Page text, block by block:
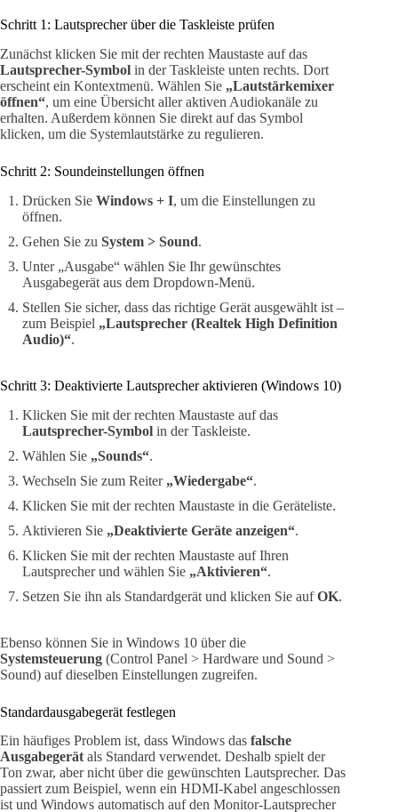
Schritt 1: Lautsprecher über die Taskleiste prüfen
Zunächst klicken Sie mit der rechten Maustaste auf das
Lautsprecher-Symbol in der Taskleiste unten rechts. Dort
erscheint ein Kontextmenü. Wählen Sie „Lautstärkemixer
öffnen“, um eine Übersicht aller aktiven Audiokanäle zu
erhalten. Außerdem können Sie direkt auf das Symbol
klicken, um die Systemlautstärke zu regulieren.
Schritt 2: Soundeinstellungen öffnen
Drücken Sie Windows + I, um die Einstellungen zu
öffnen.
Gehen Sie zu System > Sound.
Unter „Ausgabe“ wählen Sie Ihr gewünschtes
Ausgabegerät aus dem Dropdown-Menü.
Stellen Sie sicher, dass das richtige Gerät ausgewählt ist –
zum Beispiel „Lautsprecher (Realtek High Definition
Audio)“.
Schritt 3: Deaktivierte Lautsprecher aktivieren (Windows 10)
Klicken Sie mit der rechten Maustaste auf das
Lautsprecher-Symbol in der Taskleiste.
Wählen Sie „Sounds“.
Wechseln Sie zum Reiter „Wiedergabe“.
Klicken Sie mit der rechten Maustaste in die Geräteliste.
Aktivieren Sie „Deaktivierte Geräte anzeigen“.
Klicken Sie mit der rechten Maustaste auf Ihren
Lautsprecher und wählen Sie „Aktivieren“.
Setzen Sie ihn als Standardgerät und klicken Sie aufOK.
Ebenso können Sie in Windows 10 über die
Systemsteuerung (Control Panel > Hardware und Sound >
Sound) auf dieselben Einstellungen zugreifen.
Standardausgabegerät festlegen
Ein häufiges Problem ist, dass Windows das falsche
Ausgabegerät als Standard verwendet. Deshalb spielt der
Ton zwar, aber nicht über die gewünschten Lautsprecher. Das
passiert zum Beispiel, wenn ein HDMI-Kabel angeschlossen
ist und Windows automatisch auf den Monitor-Lautsprecher